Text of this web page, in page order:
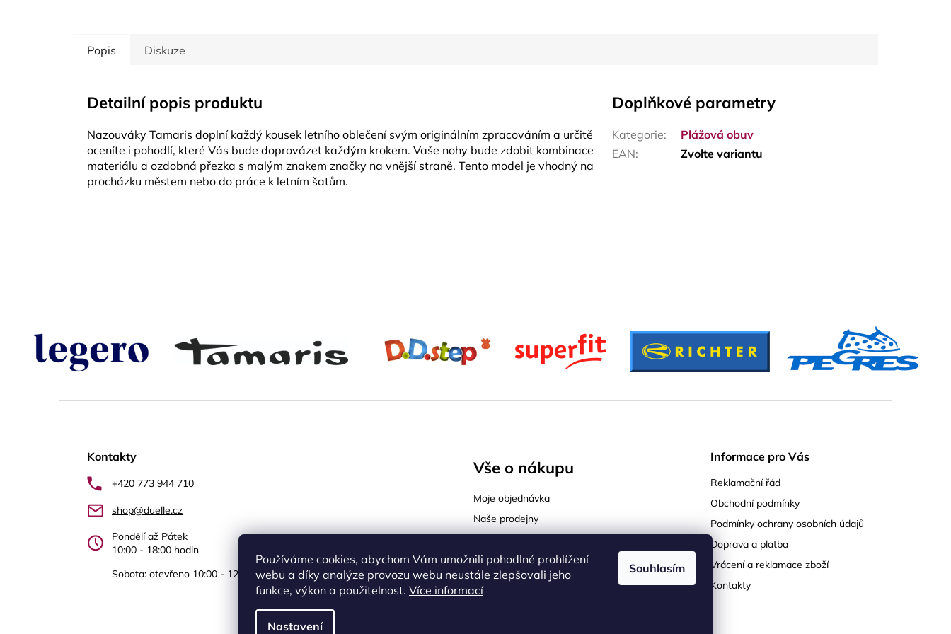
Používáme cookies, abychom Vám umožnili pohodlné prohlížení
webu a díky analýze provozu webu neustále zlepšovali jeho
funkce, výkon a použitelnost. Více informací
Nastavení
Souhlasím
Popis Diskuze
Detailní popis produktu
Nazouváky Tamaris doplní každý kousek letního oblečení svým originálním zpracováním a určitě
oceníte i pohodlí, které Vás bude doprovázet každým krokem. Vaše nohy bude zdobit kombinace
materiálu a ozdobná přezka s malým znakem značky na vnější straně. Tento model je vhodný na
procházku městem nebo do práce k letním šatům.
Doplňkové parametry
Kategorie:
Plážová obuv
EAN: Zvolte variantu
Kontakty
+420 773 944 710
shop@duelle.cz
Pondělí až Pátek
10:00 - 18:00 hodin
Sobota: otevřeno 10:00 - 12.00 Újezd nad Lesy Praha 9
Vše o nákupu
Moje objednávka
Naše prodejny
Jak vybrat správnou velikost
Jak vybrat správnou obuv
Informace pro Vás
Reklamační řád
Obchodní podmínky
Podmínky ochrany osobních údajů
Doprava a platba
Vrácení a reklamace zboží
Kontakty